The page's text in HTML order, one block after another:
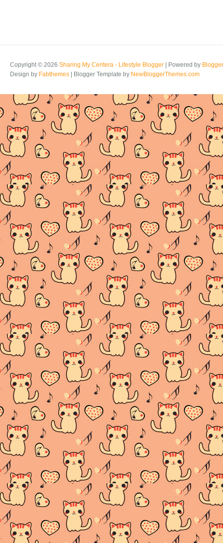
Copyright © 2026 Sharing My Ceritera - Lifestyle Blogger | Powered by Blogger
Design by Fabthemes | Blogger Template by NewBloggerThemes.com